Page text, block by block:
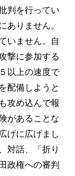
判を行ってい
ありません。
いません。自
撃に参加する
以上の速度で
配備しようと
攻め込んで報
があることな
げに広げまし
対話、「折り
政権への審判